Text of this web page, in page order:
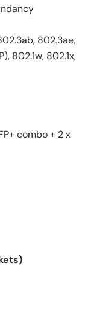
802.3ae,
802.1w, 802.1x,
combo + 2 x